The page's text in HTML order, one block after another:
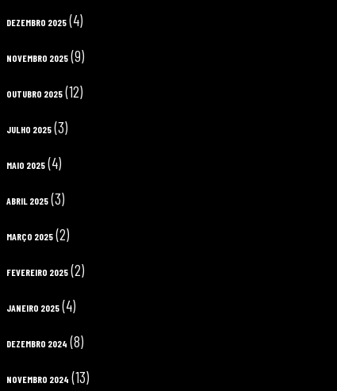
DEZEMBRO 2025 (4)
NOVEMBRO 2025 (9)
OUTUBRO 2025 (12)
JULHO 2025 (3)
MAIO 2025 (4)
ABRIL 2025 (3)
MARÇO 2025 (2)
FEVEREIRO 2025 (2)
JANEIRO 2025 (4)
DEZEMBRO 2024 (8)
NOVEMBRO 2024 (13)